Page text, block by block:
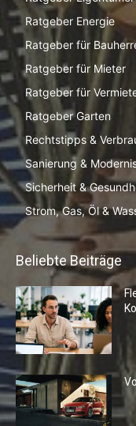
Ratgeber Energie
Ratgeber für
Ratgeber für Mieter
Ratgeber für
Ratgeber Garten
Rechtstipps &
Sanierung &
Sicherheit &
Strom, Gas, Öl &
Beliebte Beiträge